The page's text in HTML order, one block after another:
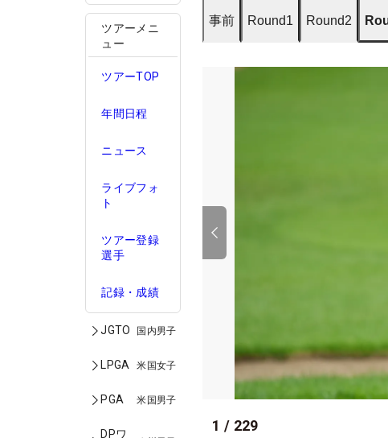
ツアーメニ
ュー
ツアーTOP
年間日程
ニュース
ライブフォ
ト
ツアー登録
選手
記録・成績
JGTO 国内男子
LPGA 米国女子
PGA 米国男子
DPワ
事前 Round1 Round2
1 / 229